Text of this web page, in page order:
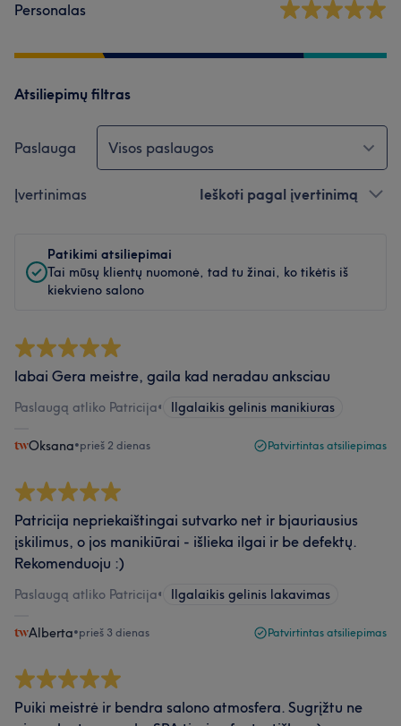
Personalas
Atsiliepimų filtras
Paslauga Visos paslaugos
Įvertinimas Ieškoti pagal įvertinimą
Patikimi atsiliepimai
Tai mūsų klientų nuomonė, tad tu žinai, ko tikėtis iš
kiekvieno salono
labai Gera meistre, gaila kad neradau anksciau
Paslaugą atliko Patricija• Ilgalaikis gelinis manikiuras
Oksana•prieš 2 dienas Patvirtintas atsiliepimas
Patricija nepriekaištingai sutvarko net ir bjauriausius
įskilimus, o jos manikiūrai - išlieka ilgai ir be defektų.
Rekomenduoju :)
Paslaugą atliko Patricija• Ilgalaikis gelinis lakavimas
Alberta•prieš 3 dienas Patvirtintas atsiliepimas
Puiki meistrė ir bendra salono atmosfera. Sugrįžtu ne